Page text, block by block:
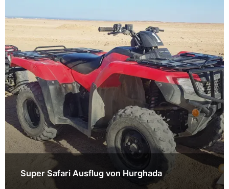
Super Safari Ausflug von Hurghada